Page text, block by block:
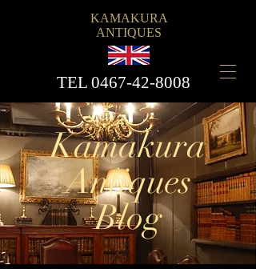
KAMAKURA
ANTIQUES
​TEL 0467-42-8008
Kamakura
Antiques
Blog